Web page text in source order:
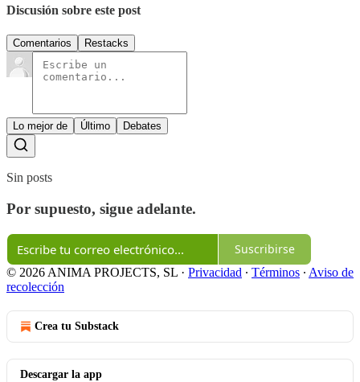
Discusión sobre este post
Comentarios Restacks
Lo mejor de Último Debates
Sin posts
Por supuesto, sigue adelante.
Suscribirse
© 2026 ANIMA PROJECTS, SL · Privacidad ∙ Términos ∙ Aviso de
recolección
Crea tu Substack
Descargar la app